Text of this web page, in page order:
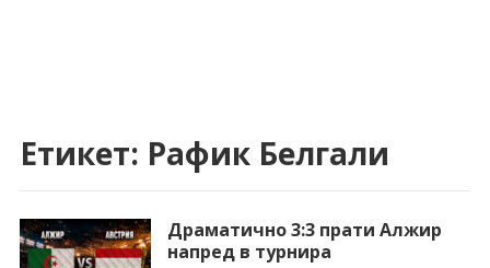
Етикет: Рафик Белгали
Драматично 3:3 прати Алжир
напред в турнира